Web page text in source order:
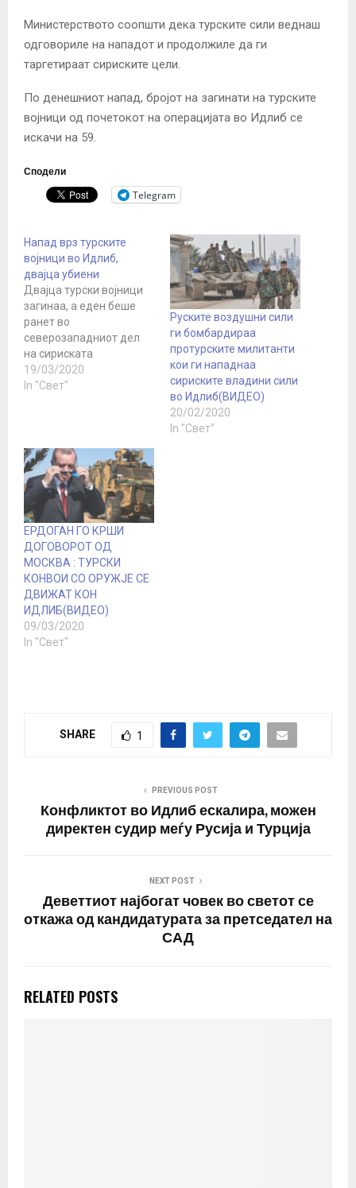
Министерството соопшти дека турските сили веднаш
одговориле на нападот и продолжиле да ги
таргетираат сириските цели.
По денешниот напад, бројот на загинати на турските
војници од почетокот на операцијата во Идлиб се
искачи на 59.
Сподели
Telegram
Напад врз турските
војници во Идлиб,
двајца убиени
Двајца турски војници
загинаа, а еден беше
ранет во
северозападниот дел
на сириската
провинција Идлиб во
ракетен напад од „некои
одбрана денес. Турција,
која ги поддржува
бунтовниците кои се
спротивставуваат на
власта на сирискиот
претседател Башар ал
Асад, пред две недели
се согласи со…
19/03/2020
In "Свет"
Руските воздушни сили
ги бомбардираа
протурските милитанти
кои ги нападнаа
сириските владини сили
во Идлиб(ВИДЕО)
20/02/2020
In "Свет"
ЕРДОГАН ГО КРШИ
ДОГОВОРОТ ОД
МОСКВА : ТУРСКИ
КОНВОИ СО ОРУЖЈЕ СЕ
ДВИЖАТ КОН
ИДЛИБ(ВИДЕО)
09/03/2020
In "Свет"
SHARE 1
PREVIOUS POST
Конфликтот во Идлиб ескалира, можен
директен судир меѓу Русија и Турција
NEXT POST
Деветтиот најбогат човек во светот се
откажа од кандидатурата за претседател на
САД
RELATED POSTS